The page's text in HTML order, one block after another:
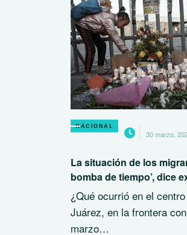
NACIONAL
30 marzo,
La situación de los
bomba de tiempo’, dice
¿Qué ocurrió en el
Juárez, en la frontera
marzo…